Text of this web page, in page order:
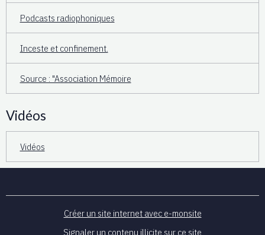
Podcasts radiophoniques
Inceste et confinement.
Source : "Association Mémoire
Vidéos
Vidéos
Créer un site internet avec e-monsite
Signaler un contenu illicite sur ce site